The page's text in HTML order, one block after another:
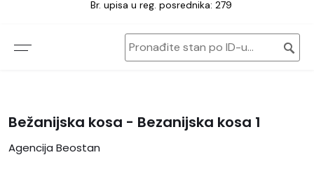
Br. upisa u reg. posrednika: 279
Bežanijska kosa - Bezanijska kosa 1
Agencija Beostan